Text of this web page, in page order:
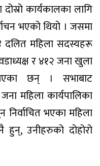
कार्यकालका लागि
भएको थियो । जसमा
दलित महिला सदस्यहरू
र ४१२ जना खुला
छन् । सभाबाट
महिला कार्यपालिका
भएका महिला
उनीहरुको दोहोरो